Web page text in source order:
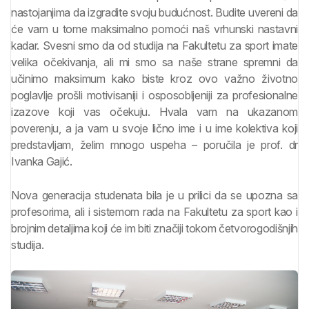
nastojanjima da izgradite svoju budućnost. Budite uvereni da
će vam u tome maksimalno pomoći naš vrhunski nastavni
kadar. Svesni smo da od studija na Fakultetu za sport imate
velika očekivanja, ali mi smo sa naše strane spremni da
učinimo maksimum kako biste kroz ovo važno životno
poglavlje prošli motivisaniji i osposobljeniji za profesionalne
izazove koji vas očekuju. Hvala vam na ukazanom
poverenju, a ja vam u svoje lično ime i u ime kolektiva koji
predstavljam, želim mnogo uspeha – poručila je prof. dr
Ivanka Gajić.
Nova generacija studenata bila je u prilici da se upozna sa
profesorima, ali i sistemom rada na Fakultetu za sport kao i
brojnim detaljima koji će im biti značiji tokom četvorogodišnjih
studija.